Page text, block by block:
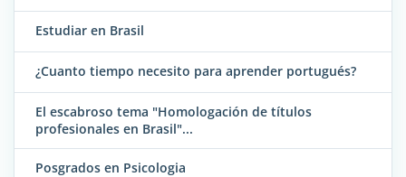
Estudiar en Brasil
¿Cuanto tiempo necesito para aprender portugués?
El escabroso tema "Homologación de títulos
profesionales en Brasil"...
Posgrados en Psicologia